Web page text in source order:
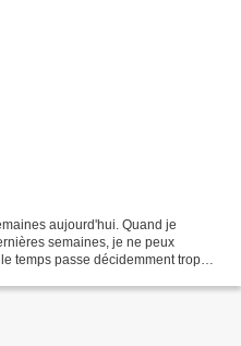
aujourd'hui. Quand je
semaines, je ne peux
temps passe décidemment trop